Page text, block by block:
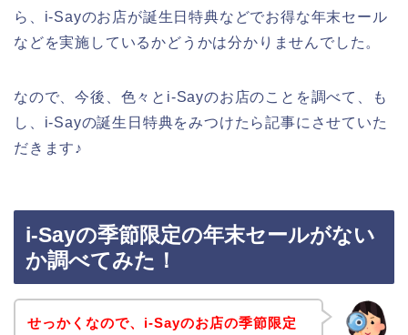
ら、i-Sayのお店が誕生日特典などでお得な年末セール
などを実施しているかどうかは分かりませんでした。
なので、今後、色々とi-Sayのお店のことを調べて、も
し、i-Sayの誕生日特典をみつけたら記事にさせていた
だきます♪
i-Sayの季節限定の年末セールがない
か調べてみた！
せっかくなので、i-Sayのお店の季節限定